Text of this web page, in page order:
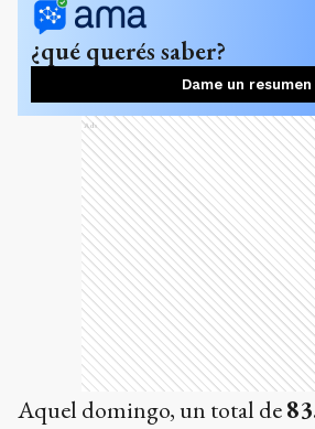
¿qué querés saber?
Dame un resumen
Ads
Aquel domingo, un total de